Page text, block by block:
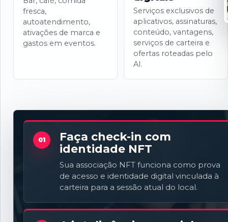
fresca,
autoatendimento,
ativações de marca e
gastos em eventos.
Serviços exclusivos de
aplicativos, assinaturas,
conteúdo, vantagens,
serviços de carteira e
ofertas roteadas pelo
AI.
01
Faça check-in com
identidade NFT
Sua associação NFT funciona como prova
de acesso e identidade digital vinculada à
carteira para a sessão atual do local.